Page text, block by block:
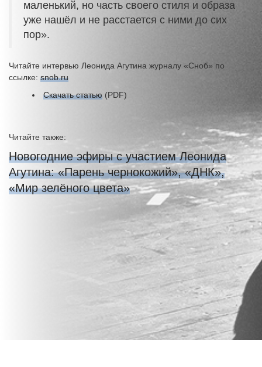
маленький, но часть своего стиля и образа
уже нашёл и не расстается с ними до сих
пор».
Читайте интервью Леонида Агутина журналу «Сноб» по
ссылке: snob.ru
Скачать статью (PDF)
Читайте также:
Новогодние эфиры с участием Леонида
Агутина: «Парень чернокожий», «ДНК»,
«Мир зелёного цвета»